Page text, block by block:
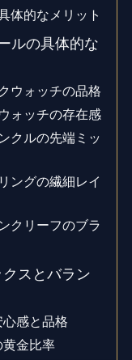
体的なメリット
ルの具体的な
ウォッチの品格
ォッチの存在感
クルの先端ミッ
ングの繊細レイ
クリーフのブラ
スとバラン
感と品格
黄金比率